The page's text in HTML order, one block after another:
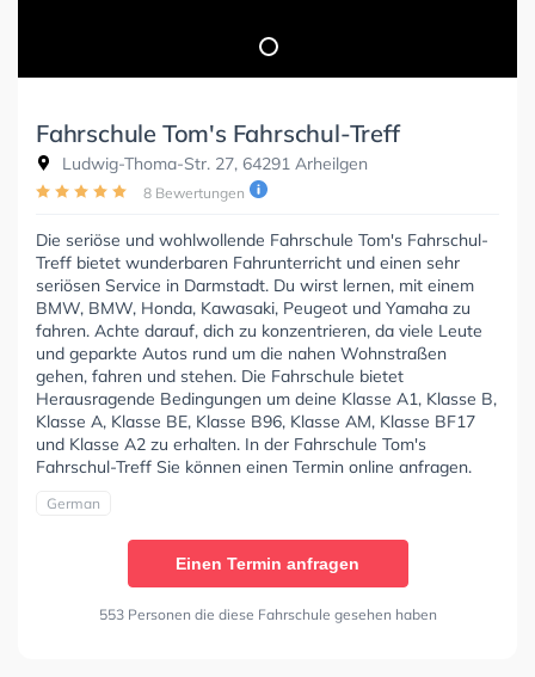
Fahrschule Tom's Fahrschul-Treff
Ludwig-Thoma-Str. 27, 64291 Arheilgen
8 Bewertungen
Die seriöse und wohlwollende Fahrschule Tom's Fahrschul-
Treff bietet wunderbaren Fahrunterricht und einen sehr
seriösen Service in Darmstadt. Du wirst lernen, mit einem
BMW, BMW, Honda, Kawasaki, Peugeot und Yamaha zu
fahren. Achte darauf, dich zu konzentrieren, da viele Leute
und geparkte Autos rund um die nahen Wohnstraßen
gehen, fahren und stehen. Die Fahrschule bietet
Herausragende Bedingungen um deine Klasse A1, Klasse B,
Klasse A, Klasse BE, Klasse B96, Klasse AM, Klasse BF17
und Klasse A2 zu erhalten. In der Fahrschule Tom's
Fahrschul-Treff Sie können einen Termin online anfragen.
German
Einen Termin anfragen
553 Personen die diese Fahrschule gesehen haben